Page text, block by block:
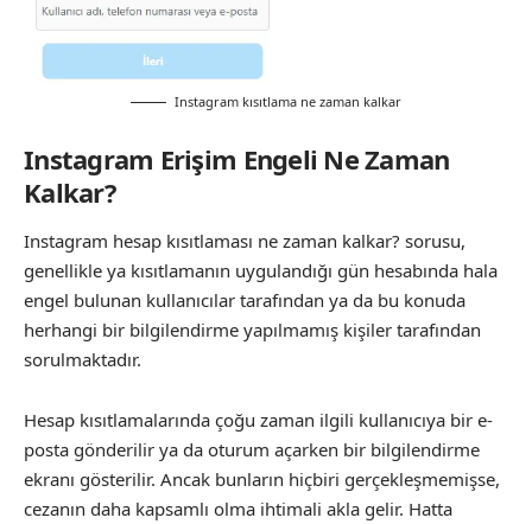
Instagram kısıtlama ne zaman kalkar
Instagram Erişim Engeli Ne Zaman
Kalkar?
Instagram hesap kısıtlaması ne zaman kalkar? sorusu,
genellikle ya kısıtlamanın uygulandığı gün hesabında hala
engel bulunan kullanıcılar tarafından ya da bu konuda
herhangi bir bilgilendirme yapılmamış kişiler tarafından
sorulmaktadır.
Hesap kısıtlamalarında çoğu zaman ilgili kullanıcıya bir e-
posta gönderilir ya da oturum açarken bir bilgilendirme
ekranı gösterilir. Ancak bunların hiçbiri gerçekleşmemişse,
cezanın daha kapsamlı olma ihtimali akla gelir. Hatta